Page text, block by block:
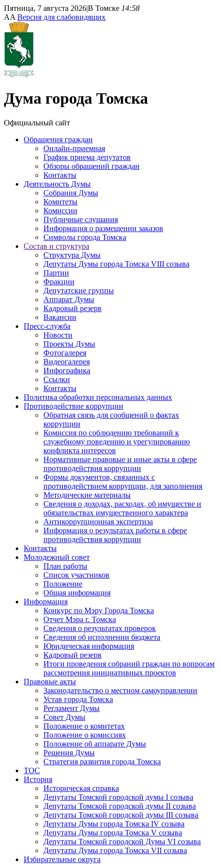
Пятница, 7 августа 2026|В Томске 14:58
AA Версия для слабовидящих
Дума города Томска
Официальный сайт
Обращения граждан
Онлайн-приемная
График приема депутатов
Обзоры обращений граждан
Контакты
Деятельность Думы
Собрания Думы
Комитеты
Комиссии
Публичные слушания
Информация о размещении заказов
Символы города Томска
Состав и структура
Структура Думы
Депутаты Думы города Томска VIII созыва
Партии
Фракции
Депутатские группы
Аппарат Думы
Кадровый резерв
Вакансии
Пресс-служба
Новости
Проекты Думы
Фотогалерея
Видеогалерея
Инфографика
Ссылки
Контакты
Политика обработки персональных данных
Прoтивoдeйствие кoрpупции
Обратная связь для сообщений о фактах
коррупции
Комиссия по соблюдению требований к
служебному поведению и урегулированию
конфликта интересов
Нормативные правовые и иные акты в сфере
противодействия коррупции
Формы документов, связанных с
противодействием коррупции, для заполнения
Методические материалы
Сведения о доходах, расходах, об имуществе и
обязательствах имущественного характера
Антикоррупционная экспертиза
Информация о результатах работы в сфере
противодействия коррупции
Контакты
Молодежный совет
План работы
Список участников
Положение
Общая информация
Информация
Конкурс по Мэру Города Томска
Отчет Мэра г. Томска
Сведения о результатах проверок
Сведения об исполнении бюджета
Юридическая информация
Кадровый резерв
Итоги проведения собраний граждан по вопросам
рассмотрения инициативных проектов
Правовые акты
Законодательство о местном самоуправлении
Устав города Томска
Регламент Думы
Совет Думы
Положение о комитетах
Положение о комиссиях
Положение об аппарате Думы
Решения Думы
Стратегия развития города Томска
ТОС
История
Историческая справка
Депутаты Томской городской думы I созыва
Депутаты Томской городской думы II созыва
Депутаты Томской городской думы III созыва
Депутаты Думы города Томска IV созыва
Депутаты Думы города Томска V созыва
Депутаты Томской городской Думы VI созыва
Депутаты Думы города Томска VII созыва
Избирательные округа